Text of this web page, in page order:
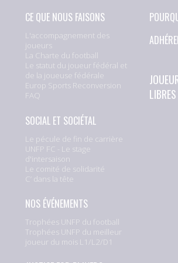
CE QUE NOUS FAISONS
L'accompagnement des
joueurs
La Charte du football
Le statut du joueur fédéral et
de la joueuse fédérale
Europ Sports Reconversion
FAQ
SOCIAL ET SOCIÉTAL
Le pécule de fin de carrière
UNFP FC - Le stage
d'intersaison
Le comité de solidarité
C’ dans la tête
NOS ÉVÉNEMENTS
Trophées UNFP du football
Trophées UNFP du meilleur
joueur du mois L1/L2/D1
LIBRES